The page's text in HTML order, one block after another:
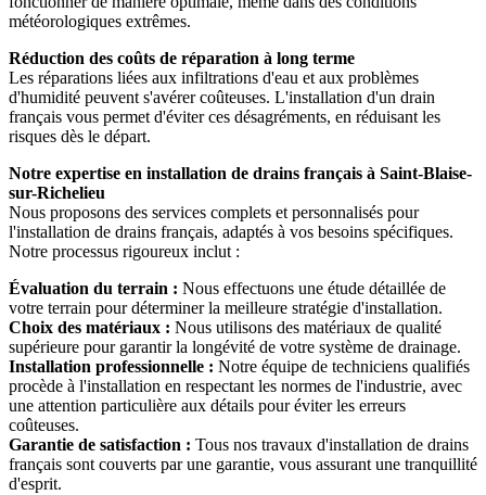
météorologiques extrêmes.
Réduction des coûts de réparation à long terme
Les réparations liées aux infiltrations d'eau et aux problèmes
d'humidité peuvent s'avérer coûteuses. L'installation d'un drain
français vous permet d'éviter ces désagréments, en réduisant les
risques dès le départ.
Notre expertise en installation de drains français à Saint-Blaise-
sur-Richelieu
Nous proposons des services complets et personnalisés pour
l'installation de drains français, adaptés à vos besoins spécifiques.
Notre processus rigoureux inclut :
Évaluation du terrain : Nous effectuons une étude détaillée de
votre terrain pour déterminer la meilleure stratégie d'installation.
Choix des matériaux : Nous utilisons des matériaux de qualité
supérieure pour garantir la longévité de votre système de drainage.
Installation professionnelle : Notre équipe de techniciens qualifiés
procède à l'installation en respectant les normes de l'industrie, avec
une attention particulière aux détails pour éviter les erreurs
coûteuses.
Garantie de satisfaction : Tous nos travaux d'installation de drains
français sont couverts par une garantie, vous assurant une tranquillité
d'esprit.